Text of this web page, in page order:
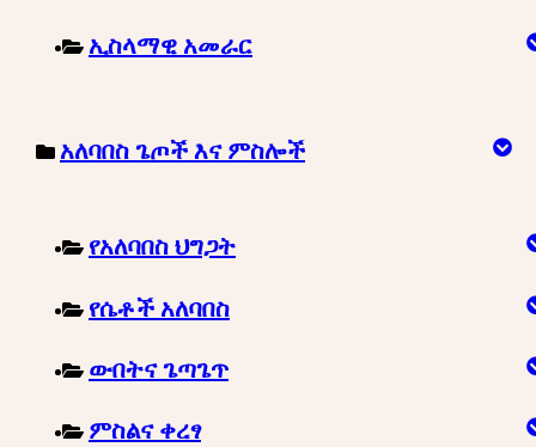
ኢስላማዊ አመራር
አለባበስ ጌጦች እና ምስሎች
የአለባበስ ህግጋት
የሴቶች አለባበስ
ውበትና ጌጣጌጥ
ምስልና ቀረፃ